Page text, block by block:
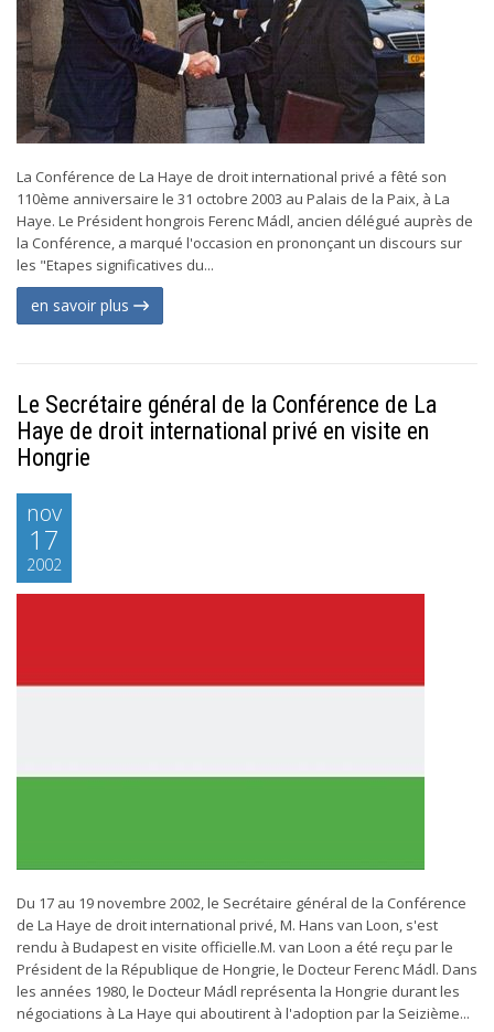
La Conférence de La Haye de droit international privé a fêté son
110ème anniversaire le 31 octobre 2003 au Palais de la Paix, à La
Haye. Le Président hongrois Ferenc Mádl, ancien délégué auprès de
la Conférence, a marqué l'occasion en prononçant un discours sur
les "Etapes significatives du...
en savoir plus
Le Secrétaire général de la Conférence de La
Haye de droit international privé en visite en
Hongrie
nov
17
2002
Du 17 au 19 novembre 2002, le Secrétaire général de la Conférence
de La Haye de droit international privé, M. Hans van Loon, s'est
rendu à Budapest en visite officielle.M. van Loon a été reçu par le
Président de la République de Hongrie, le Docteur Ferenc Mádl. Dans
les années 1980, le Docteur Mádl représenta la Hongrie durant les
négociations à La Haye qui aboutirent à l'adoption par la Seizième...